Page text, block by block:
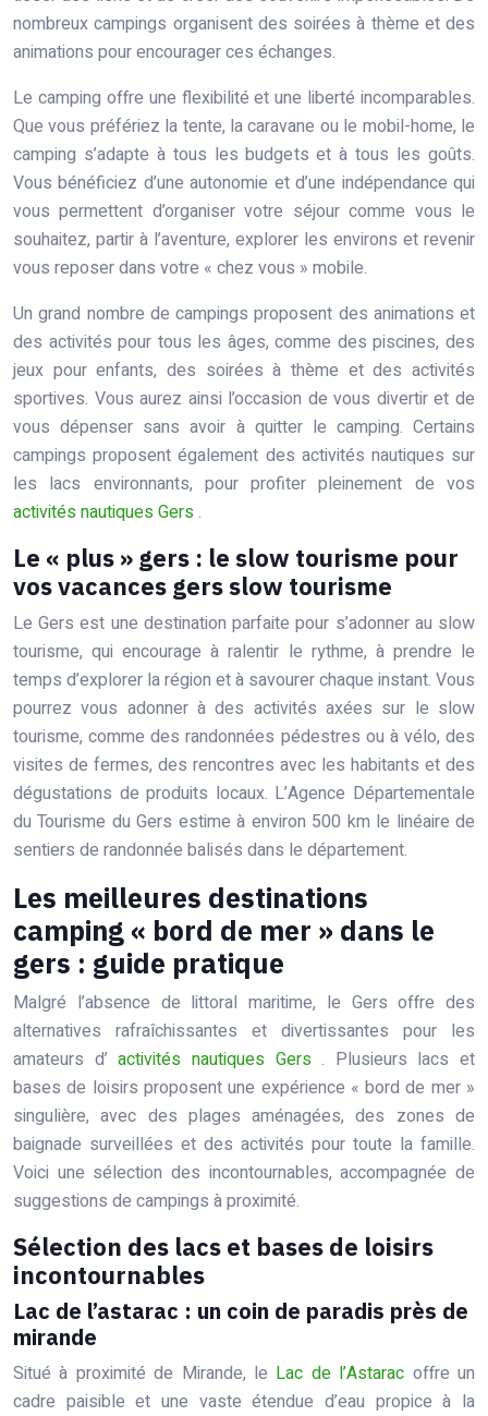
nombreux campings organisent des soirées à thème et des
animations pour encourager ces échanges.
Le camping offre une flexibilité et une liberté incomparables.
Que vous préfériez la tente, la caravane ou le mobil-home, le
camping s’adapte à tous les budgets et à tous les goûts.
Vous bénéficiez d’une autonomie et d’une indépendance qui
vous permettent d’organiser votre séjour comme vous le
souhaitez, partir à l’aventure, explorer les environs et revenir
vous reposer dans votre « chez vous » mobile.
Un grand nombre de campings proposent des animations et
des activités pour tous les âges, comme des piscines, des
jeux pour enfants, des soirées à thème et des activités
sportives. Vous aurez ainsi l’occasion de vous divertir et de
vous dépenser sans avoir à quitter le camping. Certains
campings proposent également des activités nautiques sur
les lacs environnants, pour profiter pleinement de vos
activités nautiques Gers .
Le « plus » gers : le slow tourisme pour
vos vacances gers slow tourisme
Le Gers est une destination parfaite pour s’adonner au slow
tourisme, qui encourage à ralentir le rythme, à prendre le
temps d’explorer la région et à savourer chaque instant. Vous
pourrez vous adonner à des activités axées sur le slow
tourisme, comme des randonnées pédestres ou à vélo, des
visites de fermes, des rencontres avec les habitants et des
dégustations de produits locaux. L’Agence Départementale
du Tourisme du Gers estime à environ 500 km le linéaire de
sentiers de randonnée balisés dans le département.
Les meilleures destinations
camping « bord de mer » dans le
gers : guide pratique
Malgré l’absence de littoral maritime, le Gers offre des
alternatives rafraîchissantes et divertissantes pour les
amateurs d’activités nautiques Gers. Plusieurs lacs et
bases de loisirs proposent une expérience « bord de mer »
singulière, avec des plages aménagées, des zones de
baignade surveillées et des activités pour toute la famille.
Voici une sélection des incontournables, accompagnée de
suggestions de campings à proximité.
Sélection des lacs et bases de loisirs
incontournables
Lac de l’astarac : un coin de paradis près de
mirande
Situé à proximité de Mirande, le Lac de l’Astarac offre un
cadre paisible et une vaste étendue d’eau propice à la